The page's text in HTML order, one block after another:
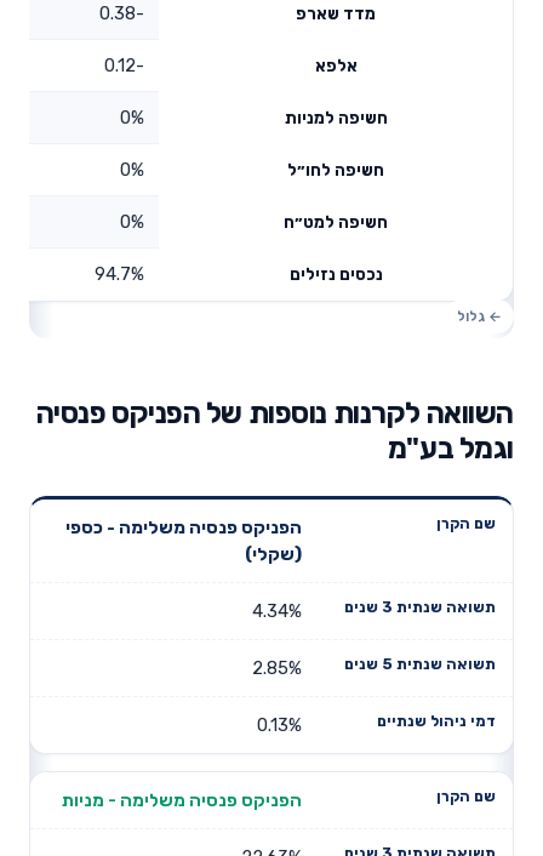
מדד שארפ -0.38
אלפא -0.12
חשיפה למניות 0%
חשיפה לחו״ל 0%
חשיפה למט״ח 0%
נכסים נזילים 94.7%
השוואה לקרנות נוספות של הפניקס פנסיה
וגמל בע"מ
שנתית 3
תשואה
דמי ניהול
הפניקס פנסיה משלימה - כספי
(שקלי)
4.34%
2.85%
0.13%
הפניקס פנסיה משלימה - מניות